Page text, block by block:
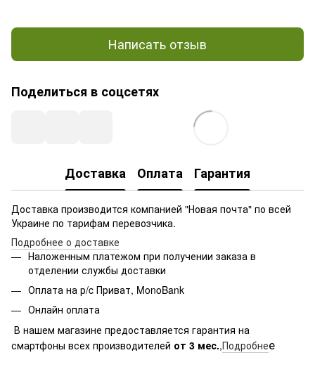
Написать отзыв
Поделиться в соцсетях
Доставка Оплата Гарантия
Доставка производится компанией "Новая почта" по всей
Украине по тарифам перевозчика.
Подробнее о доставке
Наложенным платежом при получении заказа в
отделении службы доставки
Оплата на р/c Приват, MonoBank
Онлайн оплата
В нашем магазине предоставляется гарантия на
смартфоны всех производителей от 3 мес.,Подробнее